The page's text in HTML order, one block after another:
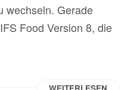
wechseln. Gerade
Food Version 8, die